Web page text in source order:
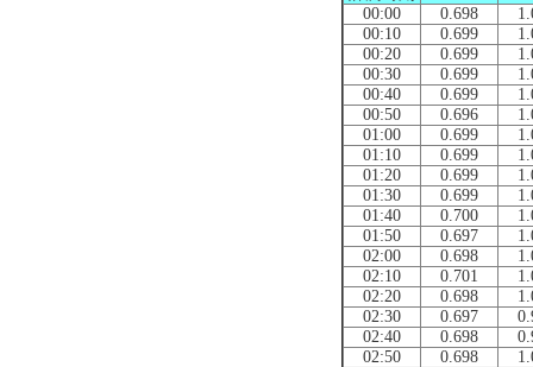
00:00
0.698
00:10
0.699
00:20
0.699
00:30
0.699
00:40
0.699
00:50
0.696
01:00
0.699
01:10
0.699
01:20
0.699
01:30
0.699
01:40
0.700
01:50
0.697
02:00
0.698
02:10
0.701
02:20
0.698
02:30
0.697
02:40
0.698
02:50
0.698